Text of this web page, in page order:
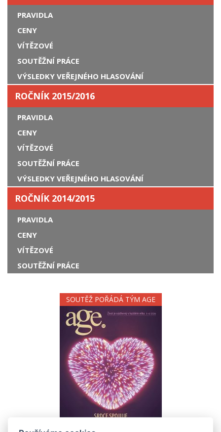
PRAVIDLA
CENY
VÍTĚZOVÉ
SOUTĚŽNÍ PRÁCE
VÝSLEDKY VEŘEJNÉHO HLASOVÁNÍ
ROČNÍK 2015/2016
PRAVIDLA
CENY
VÍTĚZOVÉ
SOUTĚŽNÍ PRÁCE
VÝSLEDKY VEŘEJNÉHO HLASOVÁNÍ
ROČNÍK 2014/2015
PRAVIDLA
CENY
VÍTĚZOVÉ
SOUTĚŽNÍ PRÁCE
SOUTĚŽ POŘÁDÁ TÝM AGE